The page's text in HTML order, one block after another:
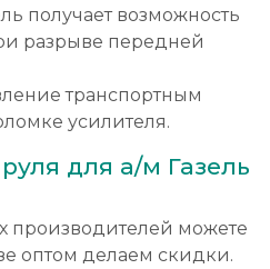
получает возможность
разрыве передней
транспортным
усилителя.
для а/м Газель
производителей можете
оптом делаем скидки.